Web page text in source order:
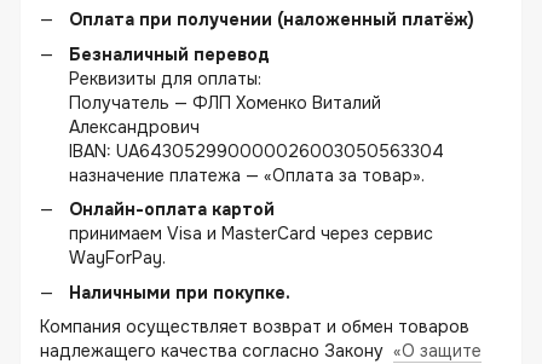
Оплата при получении (наложенный платёж)
Безналичный перевод
Реквизиты для оплаты:
Получатель — ФЛП Хоменко Виталий
Александрович
IBAN: UA643052990000026003050563304
назначение платежа — «Оплата за товар».
Онлайн-оплата картой
принимаем Visa и MasterCard через сервис
WayForPay.
Наличными при покупке.
Компания осуществляет возврат и обмен товаров
надлежащего качества согласно Закону «О защите